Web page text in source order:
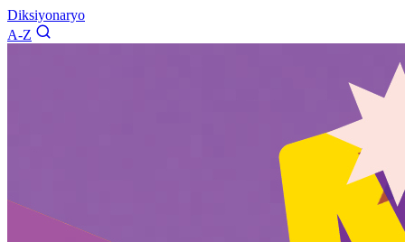
Diksiyonaryo
A-Z